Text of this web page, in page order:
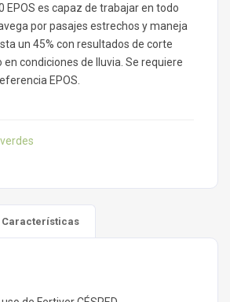
es capaz de trabajar en todo
por pasajes estrechos y maneja
un 45% con resultados de corte
condiciones de lluvia. Se requiere
EPOS.
Características